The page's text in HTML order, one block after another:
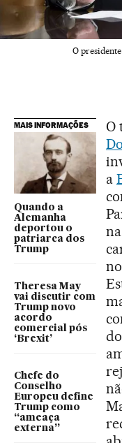
O
MAIS INFORMAÇÕES
Quando a
Alemanha
deportou o
patriarca dos
Trump
Theresa May
vai discutir com
Trump novo
acordo
comercial pós
‘Brexit’
Chefe do
Conselho
Europeu define
Trump como
“ameaça
externa”
O
a